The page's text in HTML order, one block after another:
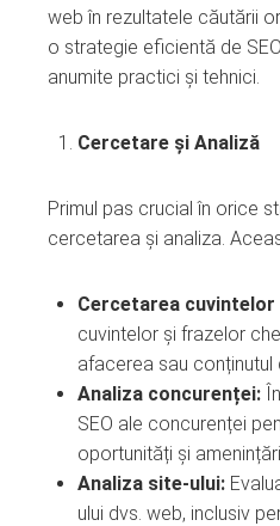
web în rezultatele căutării
o strategie eficientă de
anumite practici și tehnici.
Cercetare și Analiză
Primul pas crucial în orice
cercetarea și analiza.
Cercetarea cuvintelor
cuvintelor și frazelor
afacerea sau conținutul
Analiza concurenței:
SEO ale concurenței
oportunități și
Analiza site-ului:
ului dvs. web, inclusiv